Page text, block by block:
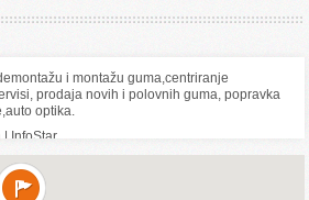
i montažu guma,centriranje
prodaja novih i polovnih guma, popravka
optika.
InfoStar